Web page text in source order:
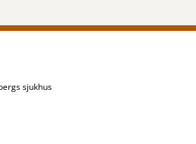
delningsalternativ.
sjukhus